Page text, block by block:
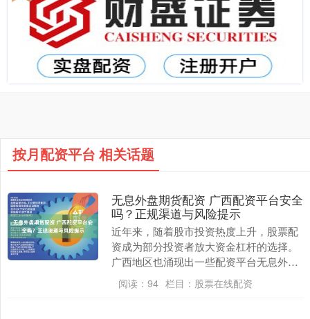
按月配资平台 相关话题
无息外盘期货配资 广西配资平台安全
吗？正规渠道与风险提示
近年来，随着股市投资热度上升，股票配
资成为部分投资者放大资金杠杆的选择。
广西地区也涌现出一些配资平台无息外盘
期货配资，但投资者普遍关心：这些平台
安全吗？如何识别....
阅读： 94 栏目： 股票在线配资